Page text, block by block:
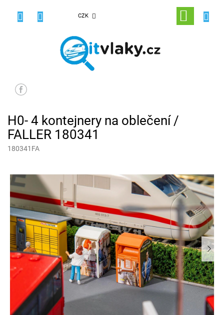
CZK
NÁKUPNÍ
KOŠÍK
H0- 4 kontejnery na oblečení /
FALLER 180341
180341FA